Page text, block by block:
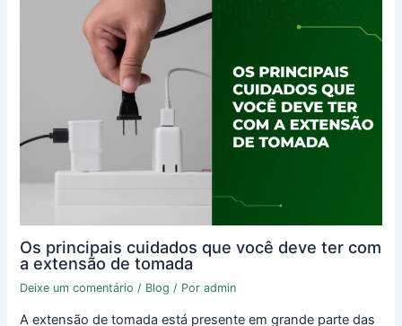
Os principais cuidados que você deve ter com
a extensão de tomada
Deixe um comentário / Blog / Poradmin
A extensão de tomada está presente em grande parte das